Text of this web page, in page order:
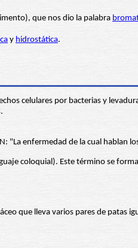
que nos dio la palabra
y hidrostática.
celulares por bacterias y
"La enfermedad de la cual hablan
coloquial). Este término se
que lleva varios pares de patas